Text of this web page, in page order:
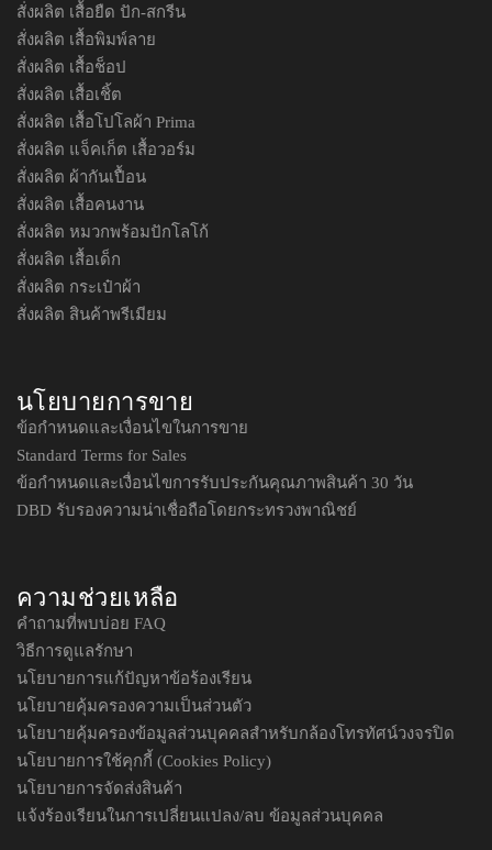
สั่งผลิต เสื้อยืด ปัก-สกรีน
สั่งผลิต เสื้อพิมพ์ลาย
สั่งผลิต เสื้อช็อป
สั่งผลิต เสื้อเชิ้ต
สั่งผลิต เสื้อโปโลผ้า Prima
สั่งผลิต แจ็คเก็ต เสื้อวอร์ม
สั่งผลิต ผ้ากันเปื้อน
สั่งผลิต เสื้อคนงาน
สั่งผลิต หมวกพร้อมปักโลโก้
สั่งผลิต เสื้อเด็ก
สั่งผลิต กระเป๋าผ้า
สั่งผลิต สินค้าพรีเมียม
นโยบายการขาย
ข้อกำหนดและเงื่อนไขในการขาย
Standard Terms for Sales
ข้อกำหนดและเงื่อนไขการรับประกันคุณภาพสินค้า 30 วัน
DBD รับรองความน่าเชื่อถือโดยกระทรวงพาณิชย์
ความช่วยเหลือ
คำถามที่พบบ่อย FAQ
วิธีการดูแลรักษา
นโยบายการแก้ปัญหาข้อร้องเรียน
นโยบายคุ้มครองความเป็นส่วนตัว
นโยบายคุ้มครองข้อมูลส่วนบุคคลสำหรับกล้องโทรทัศน์วงจรปิด
นโยบายการใช้คุกกี้ (Cookies Policy)
นโยบายการจัดส่งสินค้า
แจ้งร้องเรียนในการเปลี่ยนแปลง/ลบ ข้อมูลส่วนบุคคล